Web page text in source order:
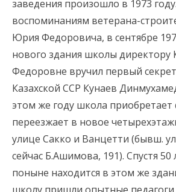
заведения произошло в 1973
воспоминаниям ветерана-
Юрия Федоровича, в сентябре
нового здания школы директору
Федоровне вручил первый
Казахской ССР Кунаев
этом же году школа приобретает
переезжает в новое
улице Сакко и Ванцетти (бывш.
сейчас Б.Ашимова, 191). Спустя
поныне находится в этом же